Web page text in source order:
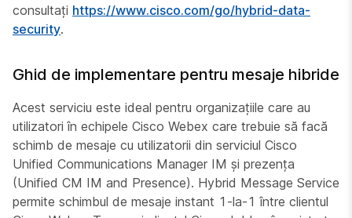
consultați https://www.cisco.com/go/hybrid-data-
security.
Ghid de implementare pentru mesaje hibride
Acest serviciu este ideal pentru organizațiile care au
utilizatori în echipele Cisco Webex care trebuie să facă
schimb de mesaje cu utilizatorii din serviciul Cisco
Unified Communications Manager IM și prezența
(Unified CM IM and Presence). Hybrid Message Service
permite schimbul de mesaje instant 1-la-1 între clientul